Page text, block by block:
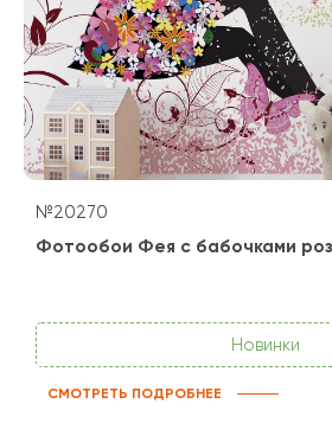
№20270
Фотообои Фея с бабочками
Новинки
СМОТРЕТЬ ПОДРОБНЕЕ